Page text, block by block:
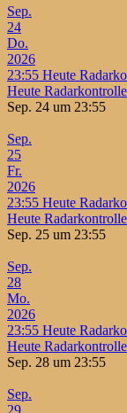
Sep.
24
Do.
2026
23:55 Heute
Heute
Sep. 24 um 23:55
Sep.
25
Fr.
2026
23:55 Heute
Heute
Sep. 25 um 23:55
Sep.
28
Mo.
2026
23:55 Heute
Heute
Sep. 28 um 23:55
Sep.